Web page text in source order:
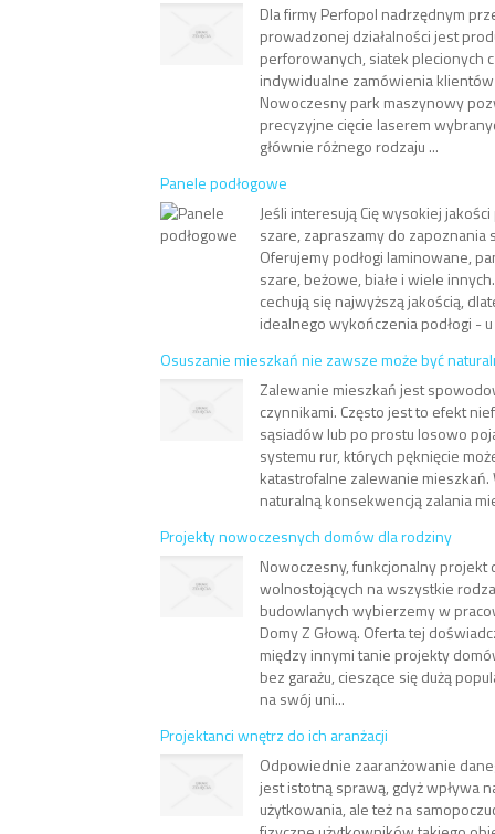
Dla firmy Perfopol nadrzędnym
prowadzonej działalności jest
perforowanych, siatek plecionych
indywidualne zamówienia klientów
Nowoczesny park maszynowy
precyzyjne cięcie laserem
głównie różnego rodzaju ...
Panele podłogowe
Jeśli interesują Cię wysokiej
szare, zapraszamy do zapoznania
Oferujemy podłogi laminowane,
szare, beżowe, białe i wiele
cechują się najwyższą jakością,
idealnego wykończenia podłogi -
Osuszanie mieszkań nie zawsze może być
Zalewanie mieszkań jest
czynnikami. Często jest to efekt
sąsiadów lub po prostu losowo
systemu rur, których pęknięcie
katastrofalne zalewanie mieszkań.
naturalną konsekwencją zalania
Projekty nowoczesnych domów dla rodziny
Nowoczesny, funkcjonalny projekt
wolnostojących na wszystkie
budowlanych wybierzemy w
Domy Z Głową. Oferta tej
między innymi tanie projekty
bez garażu, cieszące się dużą
na swój uni...
Projektanci wnętrz do ich aranżacji
Odpowiednie zaaranżowanie
jest istotną sprawą, gdyż wpływa
użytkowania, ale też na